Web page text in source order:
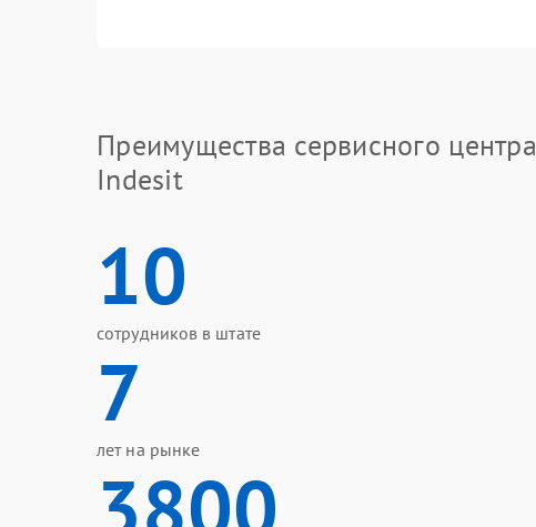
Преимущества сервисного центра
Indesit
10
сотрудников в штате
7
лет на рынке